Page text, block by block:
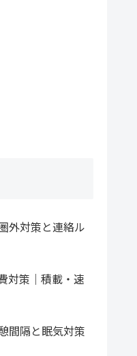
外対策と連絡ル
対策｜積載・速
間隔と眠気対策